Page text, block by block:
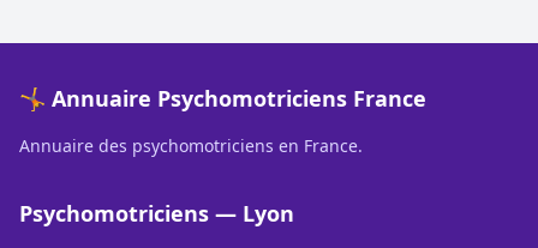
🤸 Annuaire Psychomotriciens France
Annuaire des psychomotriciens en France.
Psychomotriciens — Lyon